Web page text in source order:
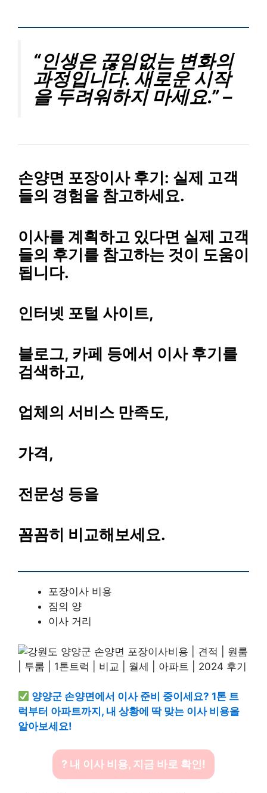
“인생은 끊임없는 변화의
과정입니다. 새로운 시작
을 두려워하지 마세요.” –
손양면 포장이사 후기: 실제 고객
들의 경험을 참고하세요.
이사를 계획하고 있다면 실제 고객
들의 후기를 참고하는 것이 도움이
됩니다.
인터넷 포털 사이트,
블로그, 카페 등에서 이사 후기를
검색하고,
업체의 서비스 만족도,
가격,
전문성 등을
꼼꼼히 비교해보세요.
포장이사 비용
짐의 양
이사 거리
양양군 손양면에서 이사 준비 중이세요? 1톤 트
럭부터 아파트까지, 내 상황에 딱 맞는 이사 비용을
알아보세요!
? 내 이사 비용, 지금 바로 확인!